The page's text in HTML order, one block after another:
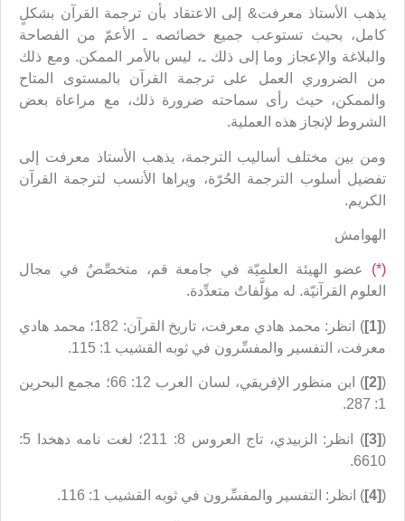
يذهب الأستاذ معرفت& إلى الاعتقاد بأن ترجمة القرآن بشكلٍ
كامل، بحيث تستوعب جميع خصائصه ـ الأعمّ من الفصاحة
والبلاغة والإعجاز وما إلى ذلك ـ، ليس بالأمر الممكن. ومع ذلك
من الضروري العمل على ترجمة القرآن بالمستوى المتاح
والممكن، حيث رأى سماحته ضرورة ذلك، مع مراعاة بعض
الشروط لإنجاز هذه العملية.
ومن بين مختلف أساليب الترجمة، يذهب الأستاذ معرفت إلى
تفضيل أسلوب الترجمة الحُرّة، ويراها الأنسب لترجمة القرآن
الكريم.
الهوامش
(*) عضو الهيئة العلميّة في جامعة قم، متخصِّصٌ في مجال
العلوم القرآنيّة. له مؤلَّفاتٌ متعدِّدة.
(
[1]
) انظر: محمد هادي معرفت، تاريخ القرآن: 182؛ محمد هادي
معرفت، التفسير والمفسِّرون في ثوبه القشيب 1: 115.
(
[2]
) ابن منظور الإفريقي، لسان العرب 12: 66؛ مجمع البحرين
1: 287.
(
[3]
) انظر: الزبيدي، تاج العروس 8: 211؛ لغت نامه دهخدا 5:
6610.
(
[4] ) انظر: التفسير والمفسِّرون في ثوبه القشيب 1: 116.